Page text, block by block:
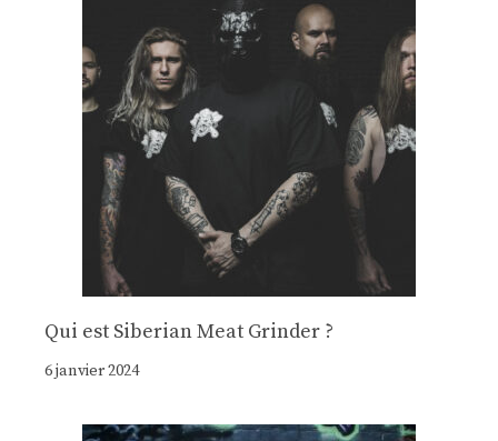
Qui est Siberian Meat Grinder ?
6 janvier 2024